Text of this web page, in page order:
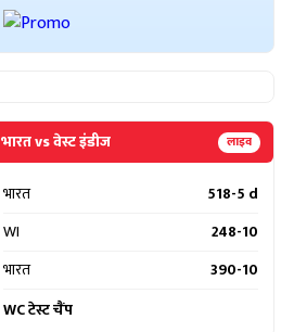
भारत vs वेस्ट इंडीज लाइव
भारत
518-5 d
WI
248-10
भारत
390-10
WC टेस्ट चैंप